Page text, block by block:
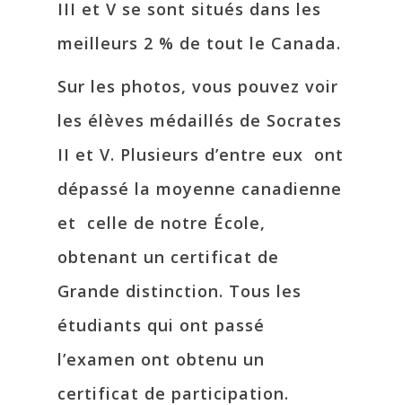
III et V se sont situés dans les
meilleurs 2 % de tout le Canada.
Sur les photos, vous pouvez voir
les élèves médaillés de Socrates
II et V. Plusieurs d’entre eux ont
dépassé la moyenne canadienne
et celle de notre École,
obtenant un certificat de
Grande distinction. Tous les
étudiants qui ont passé
l’examen ont obtenu un
certificat de participation.